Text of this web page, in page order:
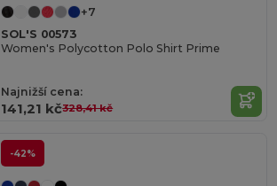
+7
SOL'S 00573
Women's Polycotton Polo Shirt Prime
Najnižší cena:
141,21 kč328,41 kč
-42%